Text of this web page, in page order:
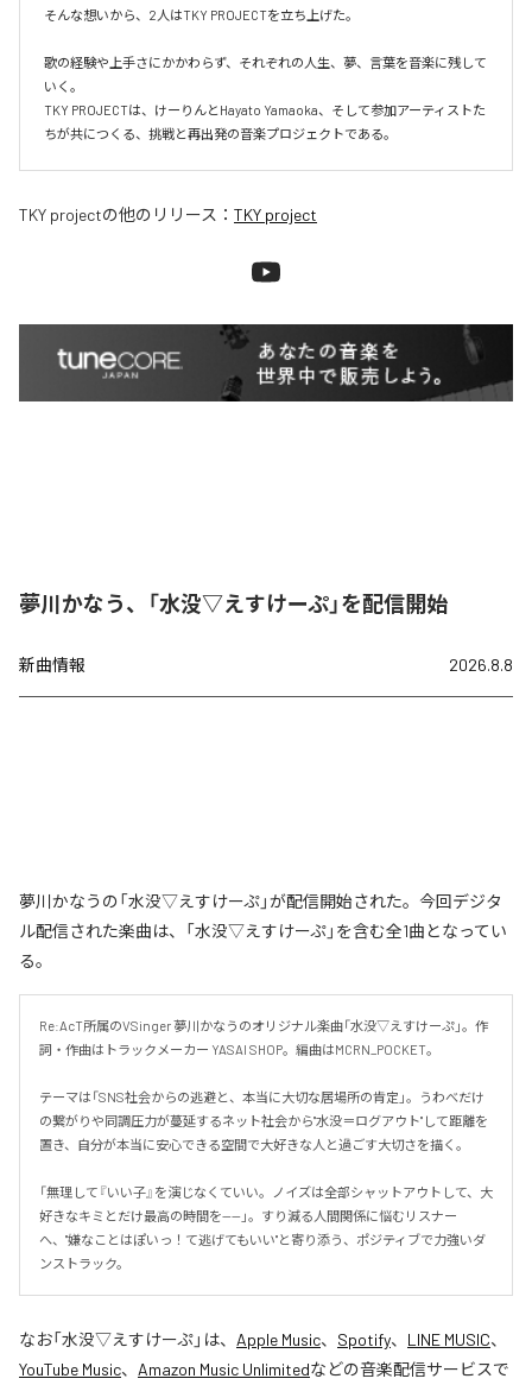
そんな想いから、2人はTKY PROJECTを立ち上げた。
歌の経験や上手さにかかわらず、それぞれの人生、夢、言葉を音楽に残して
いく。
TKY PROJECTは、けーりんとHayato Yamaoka、そして参加アーティストた
ちが共につくる、挑戦と再出発の音楽プロジェクトである。
TKY projectの他のリリース： TKY project
夢川かなう、「水没▽えすけーぷ」を配信開始
新曲情報 2026.8.8
夢川かなうの「水没▽えすけーぷ」が配信開始された。今回デジタ
ル配信された楽曲は、「水没▽えすけーぷ」を含む全1曲となってい
る。
Re:AcT所属のVSinger 夢川かなうのオリジナル楽曲「水没▽えすけーぷ」。作
詞・作曲はトラックメーカー YASAI SHOP。編曲はMCRN_POCKET。
テーマは「SNS社会からの逃避と、本当に大切な居場所の肯定」。うわべだけ
の繋がりや同調圧力が蔓延するネット社会から"水没＝ログアウト"して距離を
置き、自分が本当に安心できる空間で大好きな人と過ごす大切さを描く。
「無理して『いい子』を演じなくていい。ノイズは全部シャットアウトして、大
好きなキミとだけ最高の時間を——」。すり減る人間関係に悩むリスナー
へ、"嫌なことはぽいっ！て逃げてもいい"と寄り添う、ポジティブで力強いダ
ンストラック。
なお「水没▽えすけーぷ」は、 Apple Music、 Spotify、 LINE MUSIC、
YouTube Music、 Amazon Music Unlimitedなどの音楽配信サービスで